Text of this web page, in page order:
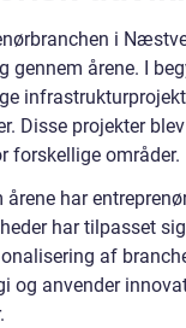
i
gennem årene. I
Disse projekter
forskellige områder.
årene har
har tilpasset
af
og anvender